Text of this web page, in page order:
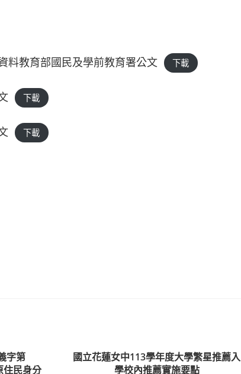
料教育部國民及學前教育署公文 下載
下載
下載
字第
住民身分
國立花蓮女中113學年度大學繁星推薦入
學校內推薦實施要點